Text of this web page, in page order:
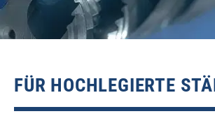
FÜR HOCHLEGIERTE